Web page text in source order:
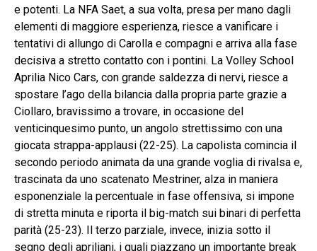
e potenti. La NFA Saet, a sua volta, presa per mano dagli
elementi di maggiore esperienza, riesce a vanificare i
tentativi di allungo di Carolla e compagni e arriva alla fase
decisiva a stretto contatto con i pontini. La Volley School
Aprilia Nico Cars, con grande saldezza di nervi, riesce a
spostare l’ago della bilancia dalla propria parte grazie a
Ciollaro, bravissimo a trovare, in occasione del
venticinquesimo punto, un angolo strettissimo con una
giocata strappa-applausi (22-25). La capolista comincia il
secondo periodo animata da una grande voglia di rivalsa e,
trascinata da uno scatenato Mestriner, alza in maniera
esponenziale la percentuale in fase offensiva, si impone
di stretta minuta e riporta il big-match sui binari di perfetta
parità (25-23). Il terzo parziale, invece, inizia sotto il
segno degli apriliani, i quali piazzano un importante break